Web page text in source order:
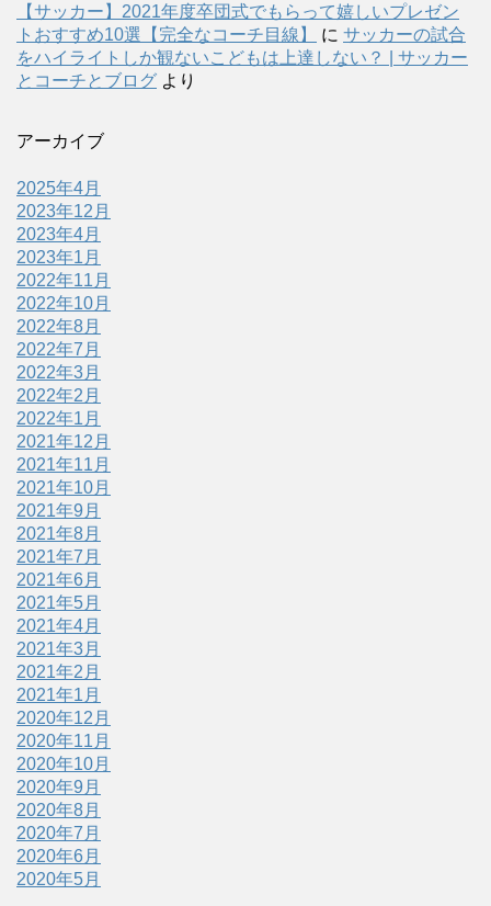
【サッカー】2021年度卒団式でもらって嬉しいプレゼン
トおすすめ10選【完全なコーチ目線】
に サッカーの試合
をハイライトしか観ないこどもは上達しない？ | サッカー
とコーチとブログ より
アーカイブ
2025年4月
2023年12月
2023年4月
2023年1月
2022年11月
2022年10月
2022年8月
2022年7月
2022年3月
2022年2月
2022年1月
2021年12月
2021年11月
2021年10月
2021年9月
2021年8月
2021年7月
2021年6月
2021年5月
2021年4月
2021年3月
2021年2月
2021年1月
2020年12月
2020年11月
2020年10月
2020年9月
2020年8月
2020年7月
2020年6月
2020年5月